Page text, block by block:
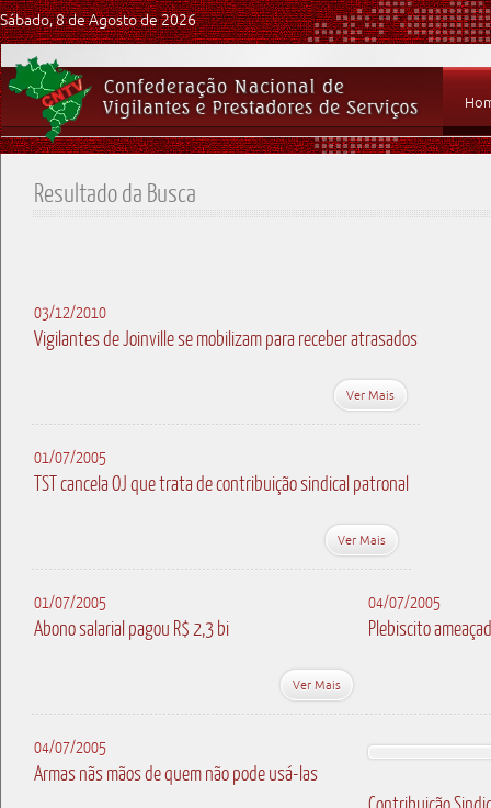
Sábado, 8 de Agosto de 2026
Resultado da Busca
03/12/2010
Vigilantes de Joinville se mobilizam para receber atrasados
Ver Mais
01/07/2005
TST cancela OJ que trata de contribuição sindical patronal
Ver Mais
01/07/2005
Abono salarial pagou R$ 2,3 bi
Ver Mais
04/07/2005
Plebiscito
04/07/2005
Armas nãs mãos de quem não pode usá-las